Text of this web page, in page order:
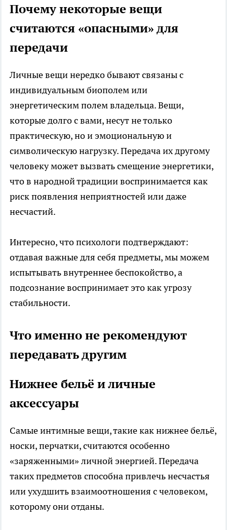
Почему некоторые вещи
считаются «опасными» для
передачи
Личные вещи нередко бывают связаны с
индивидуальным биополем или
энергетическим полем владельца. Вещи,
которые долго с вами, несут не только
практическую, но и эмоциональную и
символическую нагрузку. Передача их другому
человеку может вызвать смещение энергетики,
что в народной традиции воспринимается как
риск появления неприятностей или даже
несчастий.
Интересно, что психологи подтверждают:
отдавая важные для себя предметы, мы можем
испытывать внутреннее беспокойство, а
подсознание воспринимает это как угрозу
стабильности.
Что именно не рекомендуют
передавать другим
Нижнее бельё и личные
аксессуары
Самые интимные вещи, такие как нижнее бельё,
носки, перчатки, считаются особенно
«заряженными» личной энергией. Передача
таких предметов способна привлечь несчастья
или ухудшить взаимоотношения с человеком,
которому они отданы.